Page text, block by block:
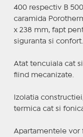
400 respectiv B
caramida
x 238 mm, fapt
siguranta si confort.
Atat tencuiala cat
fiind mecanizate.
Izolatia
termica cat si
Apartamentele vor